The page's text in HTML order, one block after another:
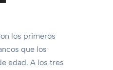
los primeros
que los
edad. A los tres